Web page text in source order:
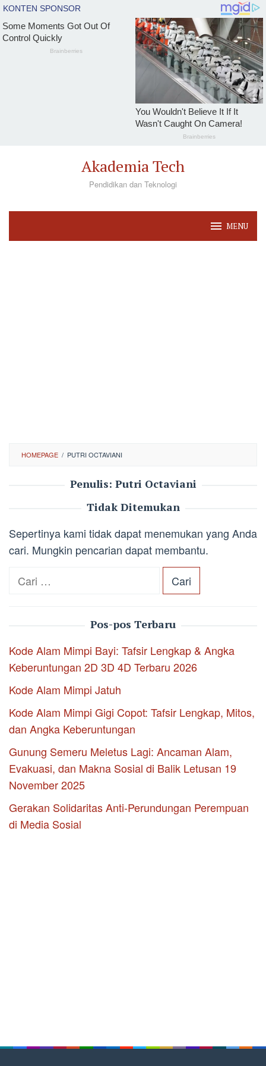
Akademia Tech
Pendidikan dan Teknologi
MENU
HOMEPAGE / PUTRI OCTAVIANI
Penulis: Putri Octaviani
Tidak Ditemukan
Sepertinya kami tidak dapat menemukan yang Anda
cari. Mungkin pencarian dapat membantu.
Cari
Pos-pos Terbaru
Kode Alam Mimpi Bayi: Tafsir Lengkap & Angka
Keberuntungan 2D 3D 4D Terbaru 2026
Kode Alam Mimpi Jatuh
Kode Alam Mimpi Gigi Copot: Tafsir Lengkap, Mitos,
dan Angka Keberuntungan
Gunung Semeru Meletus Lagi: Ancaman Alam,
Evakuasi, dan Makna Sosial di Balik Letusan 19
November 2025
Gerakan Solidaritas Anti-Perundungan Perempuan
di Media Sosial